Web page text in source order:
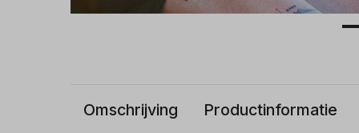
Omschrijving Productinformatie